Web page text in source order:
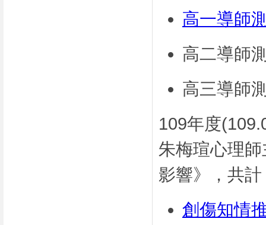
高一導師
高二導師
高三導師
109年度
朱梅瑄心理
影響》，共
創傷知情